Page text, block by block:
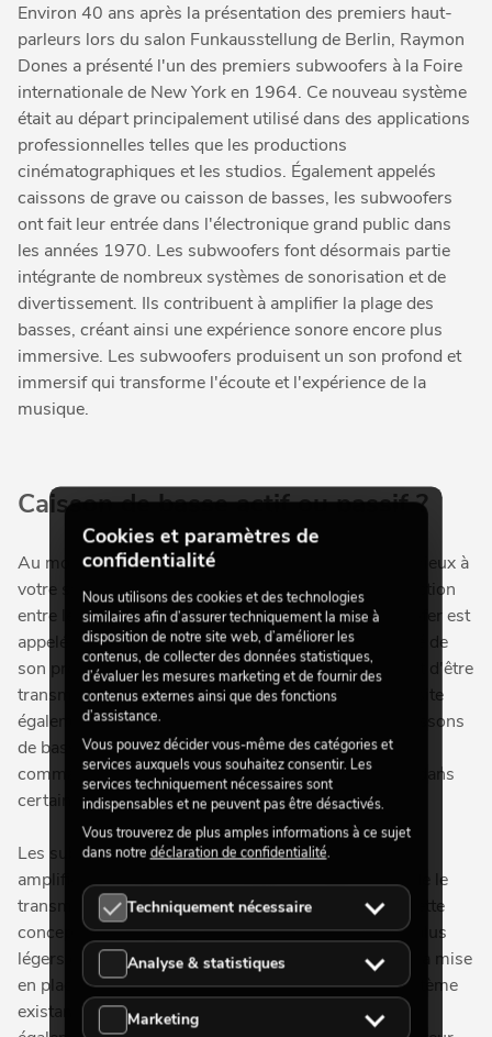
Environ 40 ans après la présentation des premiers haut-
parleurs lors du salon Funkausstellung de Berlin, Raymon
Dones a présenté l'un des premiers subwoofers à la Foire
internationale de New York en 1964. Ce nouveau système
était au départ principalement utilisé dans des applications
professionnelles telles que les productions
cinématographiques et les studios. Également appelés
caissons de grave ou caisson de basses, les subwoofers
ont fait leur entrée dans l'électronique grand public dans
les années 1970. Les subwoofers font désormais partie
intégrante de nombreux systèmes de sonorisation et de
divertissement. Ils contribuent à amplifier la plage des
basses, créant ainsi une expérience sonore encore plus
immersive. Les subwoofers produisent un son profond et
immersif qui transforme l'écoute et l'expérience de la
musique.
Caisson de basse actif ou passif ?
Au moment de choisir quel subwoofer s'intègre le mieux à
votre système audio, il est essentiel de faire la distinction
entre les catégories « actif » et « passif ». Un subwoofer est
appelé « caisson de basses actif » lorsqu'il est équipé de
son propre amplificateur. Le signal est amplifié avant d'être
transmis au haut-parleur. Un subwoofer actif nécessite
également sa propre alimentation électrique. Les caissons
de basses actifs peuvent également disposer de
commandes de volume, de commandes croisées et dans
certains cas d'un égaliseur.
Les subwoofers passifs nécessitent quant à eux un
amplificateur externe pour amplifier le signal avant de le
transmettre au haut-parleur au moyen d'un câble. Cette
conception rend également les subwoofers passifs plus
légers et plus compacts que les subwoofers actifs. La mise
en place et l'intégration d'un subwoofer dans un système
existant est un peu plus compliquée, mais elle offre
Cookies et paramètres de
confidentialité
Nous utilisons des cookies et des technologies
similaires afin d’assurer techniquement la mise à
disposition de notre site web, d’améliorer les
contenus, de collecter des données statistiques,
d’évaluer les mesures marketing et de fournir des
contenus externes ainsi que des fonctions
d’assistance.
Vous pouvez décider vous-même des catégories et
services auxquels vous souhaitez consentir. Les
services techniquement nécessaires sont
indispensables et ne peuvent pas être désactivés.
Vous trouverez de plus amples informations à ce sujet
dans notre déclaration de confidentialité.
Techniquement nécessaire
Analyse & statistiques
Marketing